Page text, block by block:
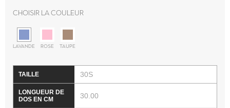
Choisir la couleur
LAVANDE ROSE TAUPE
30S
30.00